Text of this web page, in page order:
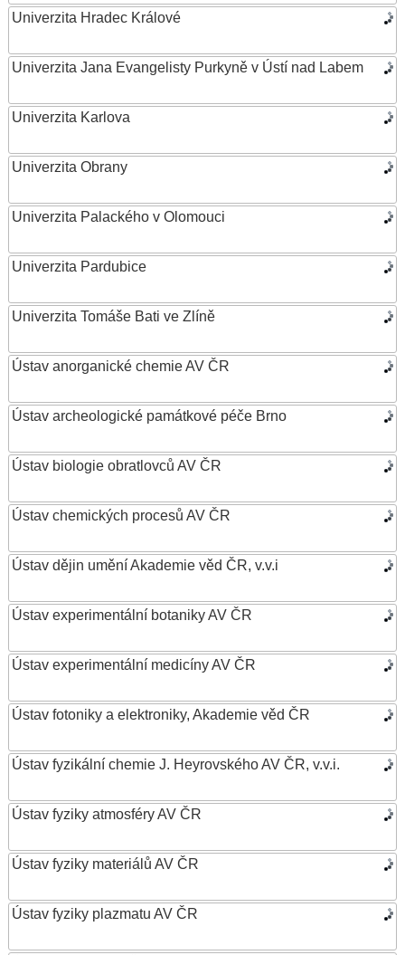
Univerzita Hradec Králové
Univerzita Jana Evangelisty Purkyně v Ústí nad Labem
Univerzita Karlova
Univerzita Obrany
Univerzita Palackého v Olomouci
Univerzita Pardubice
Univerzita Tomáše Bati ve Zlíně
Ústav anorganické chemie AV ČR
Ústav archeologické památkové péče Brno
Ústav biologie obratlovců AV ČR
Ústav chemických procesů AV ČR
Ústav dějin umění Akademie věd ČR, v.v.i
Ústav experimentální botaniky AV ČR
Ústav experimentální medicíny AV ČR
Ústav fotoniky a elektroniky, Akademie věd ČR
Ústav fyzikální chemie J. Heyrovského AV ČR, v.v.i.
Ústav fyziky atmosféry AV ČR
Ústav fyziky materiálů AV ČR
Ústav fyziky plazmatu AV ČR